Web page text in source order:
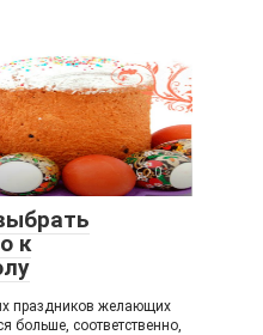
0
к
праздников желающих
больше, соответственно,